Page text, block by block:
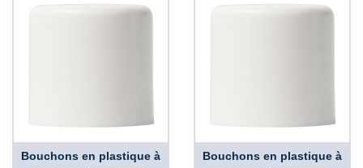
Bouchons en plastique à
Bouchons en plastique à